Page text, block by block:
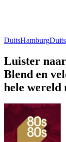
DuitsHamburg
Luister
Blend en
hele wereld